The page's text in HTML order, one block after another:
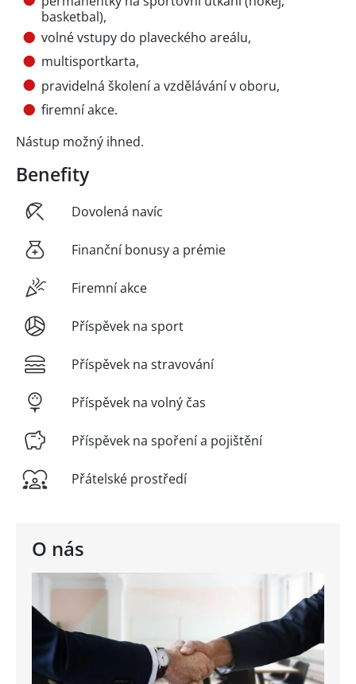
O nás
basketbal),
volné vstupy do plaveckého areálu,
multisportkarta,
pravidelná školení a vzdělávání v oboru,
firemní akce.
Nástup možný ihned.
Benefity
Dovolená navíc
Finanční bonusy a prémie
Firemní akce
Příspěvek na sport
Příspěvek na stravování
Příspěvek na volný čas
Příspěvek na spoření a pojištění
Přátelské prostředí